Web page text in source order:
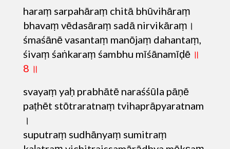
haraṃ sarpahāraṃ chitā bhūvihāraṃ
bhavaṃ vēdasāraṃ sadā nirvikāraṃ।
śmaśānē vasantaṃ manōjaṃ dahantaṃ,
śivaṃ śaṅkaraṃ śambhu mīśānamīḍē ॥
8 ॥
svayaṃ yaḥ prabhātē naraśśūla pāṇē
paṭhēt stōtraratnaṃ tvihaprāpyaratnam
।
suputraṃ sudhānyaṃ sumitraṃ